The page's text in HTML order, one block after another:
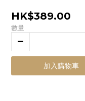
HK$389.00
數量
加入購物車